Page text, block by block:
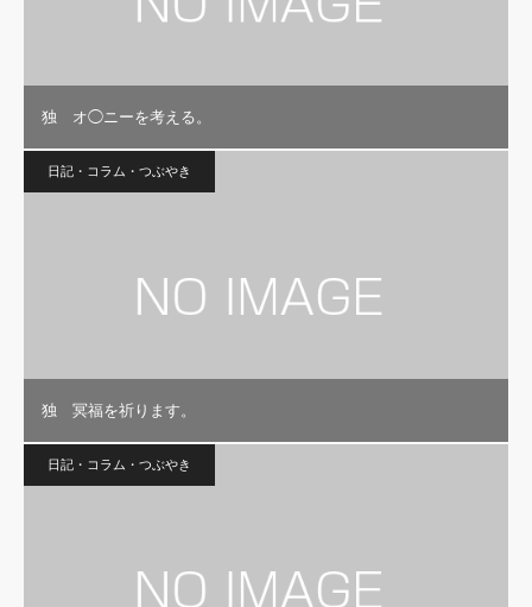
独 オ◯ニーを考える。
日記・コラム・つぶやき
独 冥福を祈ります。
日記・コラム・つぶやき